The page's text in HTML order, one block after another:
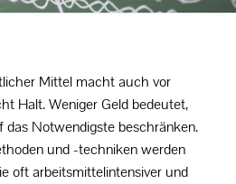
Mittel macht auch vor
Halt. Weniger Geld bedeutet,
das Notwendigste beschränken.
und -techniken werden
oft arbeitsmittelintensiver und